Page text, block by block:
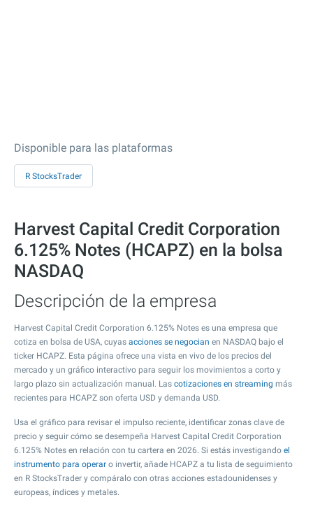
Disponible para las plataformas
R StocksTrader
Harvest Capital Credit Corporation
6.125% Notes (HCAPZ) en la bolsa
NASDAQ
Descripción de la empresa
Harvest Capital Credit Corporation 6.125% Notes es una empresa que
cotiza en bolsa de USA, cuyas acciones se negocian en NASDAQ bajo el
ticker HCAPZ. Esta página ofrece una vista en vivo de los precios del
mercado y un gráfico interactivo para seguir los movimientos a corto y
largo plazo sin actualización manual. Las cotizaciones en streaming más
recientes para HCAPZ son oferta USD y demanda USD.
Usa el gráfico para revisar el impulso reciente, identificar zonas clave de
precio y seguir cómo se desempeña Harvest Capital Credit Corporation
6.125% Notes en relación con tu cartera en 2026. Si estás investigando el
instrumento para operar o invertir, añade HCAPZ a tu lista de seguimiento
en R StocksTrader y compáralo con otras acciones estadounidenses y
europeas, índices y metales.